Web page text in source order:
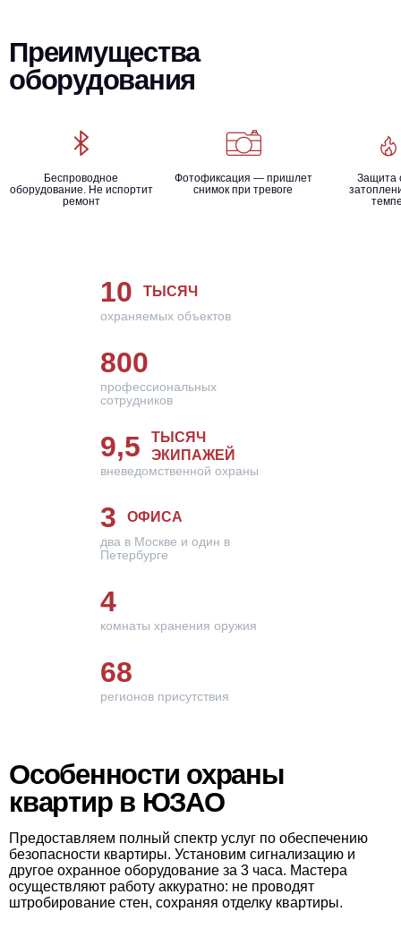
Преимущества
оборудования
Беспроводное
оборудование. Не испортит
ремонт
Фотофиксация — пришлет
снимок при тревоге
Защита
10 ТЫСЯЧ
охраняемых объектов
800
профессиональных
сотрудников
9,5
ТЫСЯЧ
ЭКИПАЖЕЙ
вневедомственной охраны
3 ОФИСА
два в Москве и один в
Петербурге
4
комнаты хранения оружия
68
регионов присутствия
Особенности охраны
квартир в ЮЗАО
Предоставляем полный спектр услуг по обеспечению
безопасности квартиры. Установим сигнализацию и
другое охранное оборудование за 3 часа. Мастера
осуществляют работу аккуратно: не проводят
штробирование стен, сохраняя отделку квартиры.